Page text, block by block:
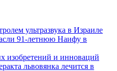
ультразвука в Израиле
91-летнюю Наифу в
изобретений и инноваций
львовянка лечится в